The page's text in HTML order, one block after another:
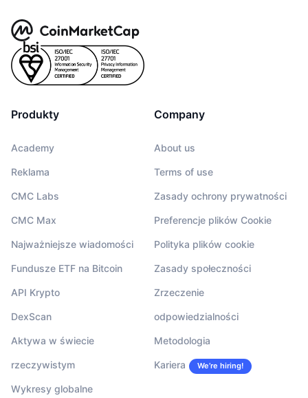
Produkty
Academy
Reklama
CMC Labs
CMC Max
Najważniejsze wiadomości
Fundusze ETF na Bitcoin
API Krypto
DexScan
Aktywa w świecie
rzeczywistym
Wykresy globalne
Company
About us
Terms of use
Zasady ochrony prywatności
Preferencje plików Cookie
Polityka plików cookie
Zasady społeczności
Zrzeczenie
odpowiedzialności
Metodologia
Kariera We’re hiring!